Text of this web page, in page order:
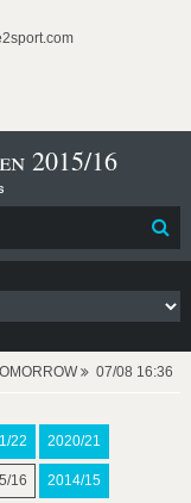
2015/16
07/08 16:36
22 2020/21
16 2014/15